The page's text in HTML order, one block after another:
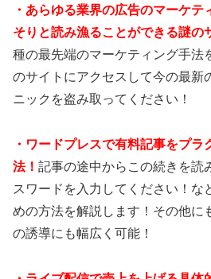
・あらゆる業界の広告のマーケ
そりと読み漁ることができる謎の
種の最先端のマーケティング手法
のサイトにアクセスして今の最新
ニックを盗み取ってください！
・ワードプレスで有料記事をプ
法！ 記事の途中からこの続きを読
スワードを入力してください！な
めの方法を解説します！その他に
の誘導にも幅広く可能！